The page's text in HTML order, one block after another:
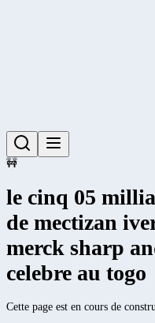
🚧
le cinq 05
de mectizan
merck sharp
celebre au togo
Cette page est en cours de